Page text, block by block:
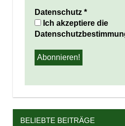
Datenschutz *
Ich akzeptiere die
BELIEBTE BEITRÄGE